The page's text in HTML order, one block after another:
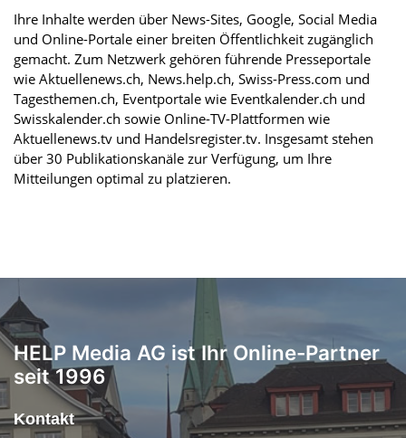
Ihre Inhalte werden über News-Sites, Google, Social Media
und Online-Portale einer breiten Öffentlichkeit zugänglich
gemacht. Zum Netzwerk gehören führende Presseportale
wie Aktuellenews.ch, News.help.ch, Swiss-Press.com und
Tagesthemen.ch, Eventportale wie Eventkalender.ch und
Swisskalender.ch sowie Online-TV-Plattformen wie
Aktuellenews.tv und Handelsregister.tv. Insgesamt stehen
über 30 Publikationskanäle zur Verfügung, um Ihre
Mitteilungen optimal zu platzieren.
HELP Media AG ist Ihr Online-Partner
seit 1996
Kontakt